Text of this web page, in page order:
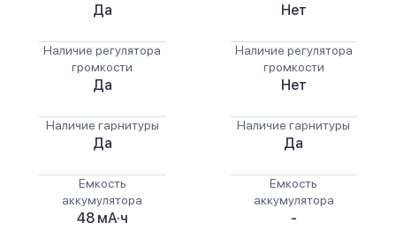
Да
Наличие регулятора
громкости
Да
Наличие гарнитуры
Да
Емкость
аккумулятора
48 мА·ч
Нет
Наличие регулятора
громкости
Нет
Наличие гарнитуры
Да
Емкость
аккумулятора
-